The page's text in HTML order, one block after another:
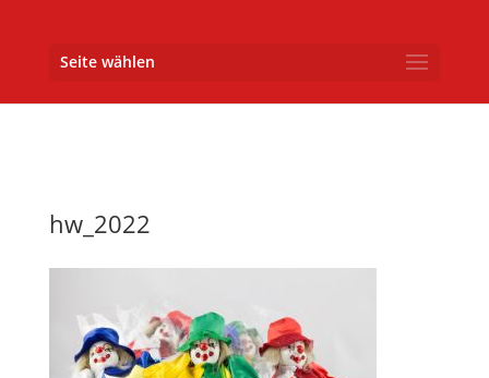
Seite wählen
hw_2022